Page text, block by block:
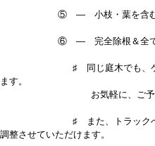
⑤ — 小枝・葉を含む
⑥ — 完全除根＆全て
♯ 同じ庭木でも、ケース①
ます。
お気軽に、ご予算をお
♯ また、トラックへの積載
調整させていただけます。